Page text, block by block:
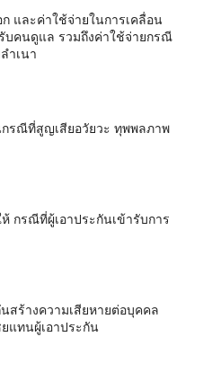
และค่าใช้จ่ายในการเคลื่อน
บคนดูแล รวมถึงค่าใช้จ่ายกรณี
ำเนา
รณีที่สูญเสียอวัยวะ ทุพพลภาพ
กรณีที่ผู้เอาประกันเข้ารับการ
สร้างความเสียหายต่อบุคคล
แทนผู้เอาประกัน